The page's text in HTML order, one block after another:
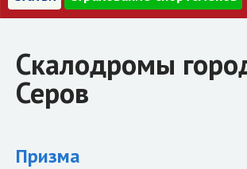
Скалодромы
Серов
Призма